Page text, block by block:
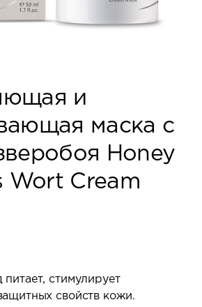
и
маска с
Honey
Wort Cream
стимулирует
свойств кожи.